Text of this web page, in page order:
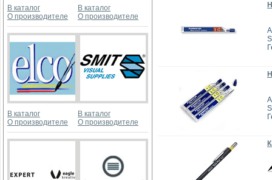
В каталог
О производителе
В каталог
О производителе
В каталог
О производителе
В каталог
О производителе